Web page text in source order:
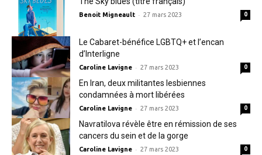
Benoit Migneault - 27 mars 2023 0
Le Cabaret-bénéfice LGBTQ+ et l’encan
d’Interligne
Caroline Lavigne - 27 mars 2023 0
En Iran, deux militantes lesbiennes
condamnées à mort libérées
Caroline Lavigne - 27 mars 2023 0
Navratilova révèle être en rémission de ses
cancers du sein et de la gorge
Caroline Lavigne - 27 mars 2023 0